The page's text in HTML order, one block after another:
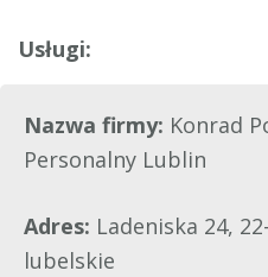
Nazwa firmy: Konrad
Personalny Lublin
Adres: Ladeniska 24,
lubelskie